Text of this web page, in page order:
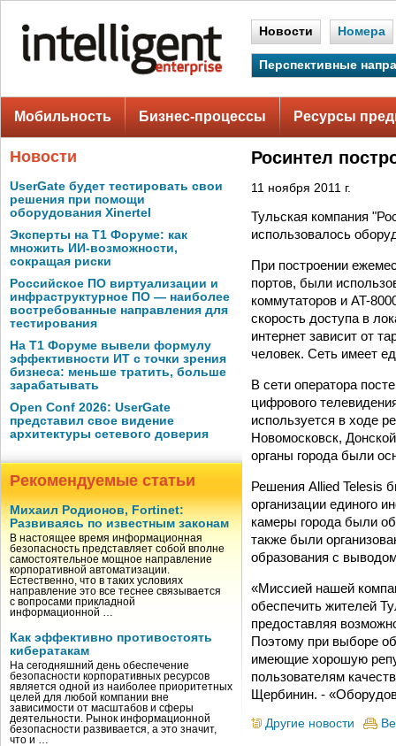
Новости Номера
Перспективные
Мобильность Бизнес-процессы Ресурсы
Новости
UserGate будет тестировать свои
решения при помощи
оборудования Xinertel
Эксперты на Т1 Форуме: как
множить ИИ-возможности,
сокращая риски
Российское ПО виртуализации и
инфраструктурное ПО — наиболее
востребованные направления для
тестирования
На Т1 Форуме вывели формулу
эффективности ИТ с точки зрения
бизнеса: меньше тратить, больше
зарабатывать
Open Conf 2026: UserGate
представил свое видение
архитектуры сетевого доверия
Рекомендуемые статьи
Михаил Родионов, Fortinet:
Развиваясь по известным законам
В настоящее время информационная
безопасность представляет собой вполне
самостоятельное мощное направление
корпоративной автоматизации.
Естественно, что в таких условиях
направление это все теснее связывается
с вопросами прикладной
информационной …
Как эффективно противостоять
кибератакам
На сегодняшний день обеспечение
безопасности корпоративных ресурсов
является одной из наиболее приоритетных
целей для любой компании вне
зависимости от масштабов и сферы
деятельности. Рынок информационной
безопасности развивается, а это значит,
что и …
Росинтел
11 ноября 2011 г.
Тульская компания
использовалось
При построении
портов, были
коммутаторов и AT-
скорость доступа в
интернет зависит от
человек. Сеть имеет
В сети оператора
цифрового
используется в ходе
Новомосковск,
органы города были
Решения Allied Telesis
организации единого
камеры города были
также были
образования с
«Миссией нашей
обеспечить жителей
предоставляя
Поэтому при выборе
имеющие хорошую
пользователям
Щербинин. -
Другие новости